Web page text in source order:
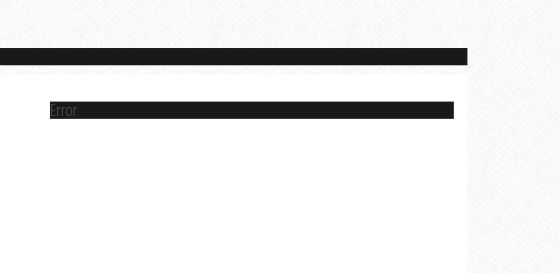
Error